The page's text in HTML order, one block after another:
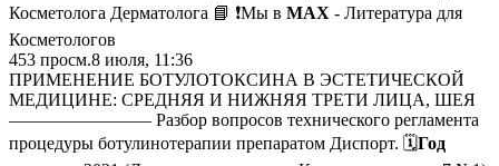
Косметолога Дерматолога 📘 ❗️Мы в MAX - Литература для
Косметологов
453 просм.8 июля, 11:36
ПРИМЕНЕНИЕ БОТУЛОТОКСИНА В ЭСТЕТИЧЕСКОЙ
МЕДИЦИНЕ: СРЕДНЯЯ И НИЖНЯЯ ТРЕТИ ЛИЦА, ШЕЯ
———————— Разбор вопросов технического регламента
процедуры ботулинотерапии препаратом Диспорт. 🗓Год